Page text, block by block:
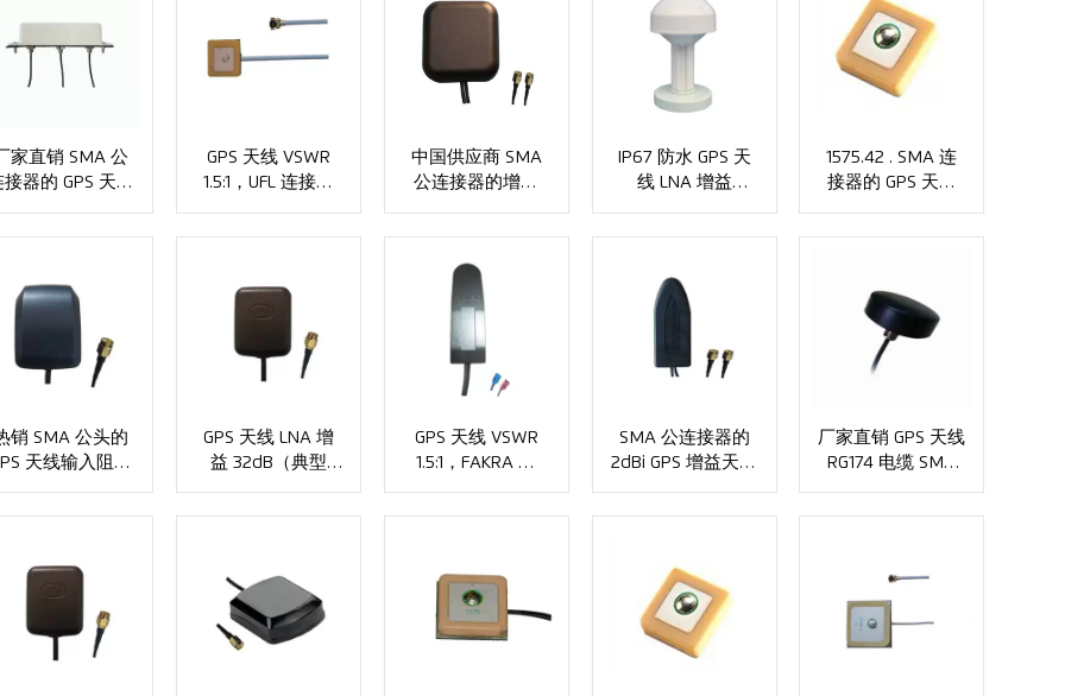
家直销 SMA 公
接器的 GPS 天线
AC0117
GPS 天线 VSWR
1.5:1，UFL 连接器
XMR-AC0118
中国供应商 SMA
公连接器的增益
XMR-AC0119
IP67 防水 GPS 天
线 LNA 增益
XMR-AC0120
1575.42 . SMA 连
接器的 GPS 天线
AC0121
SMA 公头的
天线输入阻抗
GPS 天线 LNA 增
益 32dB（典型
RG174 XMR-
GPS 天线 VSWR
1.5:1，FAKRA 公
XMR-AC0125
SMA 公连接器的
2dBi GPS 增益天线
厂家直销 GPS 天线
RG174 电缆 SMA